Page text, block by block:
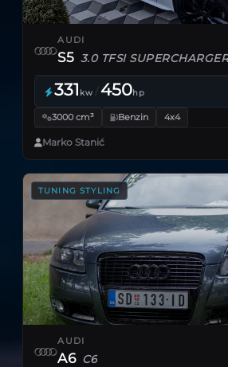
AUDI
S5 3.0 TFSI
331 kw /450hp
3000 cm³ Benzin 4x4
Marko Stanić
TUNING STYLING
AUDI
A6 C6